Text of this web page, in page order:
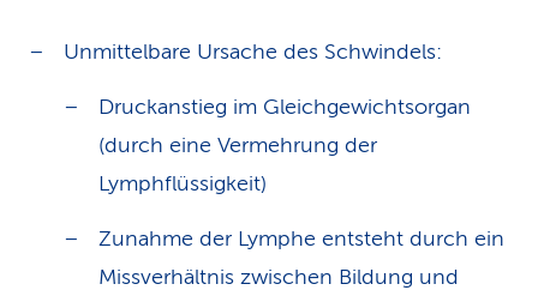
Unmittelbare Ursache des Schwindels:
Druckanstieg im Gleichgewichtsorgan
(durch eine Vermehrung der
Lymphflüssigkeit)
Zunahme der Lymphe entsteht durch ein
Missverhältnis zwischen Bildung und